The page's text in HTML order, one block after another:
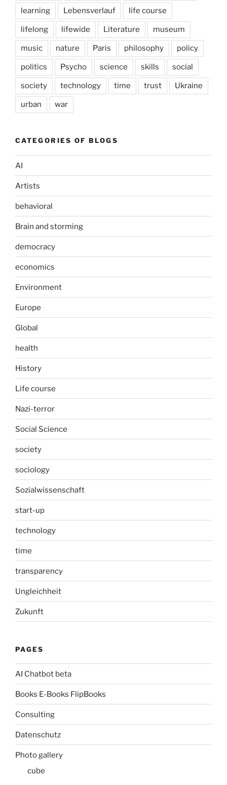
learning Lebensverlauf life course
lifelong lifewide Literature museum
music nature Paris philosophy policy
politics Psycho science skills social
society technology time trust Ukraine
urban war
CATEGORIES OF BLOGS
AI
Artists
behavioral
Brain and storming
democracy
economics
Environment
Europe
Global
health
History
Life course
Nazi-terror
Social Science
society
sociology
Sozialwissenschaft
start-up
technology
time
transparency
Ungleichheit
Zukunft
PAGES
AI Chatbot beta
Books E-Books FlipBooks
Consulting
Datenschutz
Photo gallery
cube